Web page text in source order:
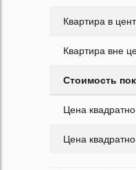
Квартира в
Квартира вне
Стоимость
Цена
Цена